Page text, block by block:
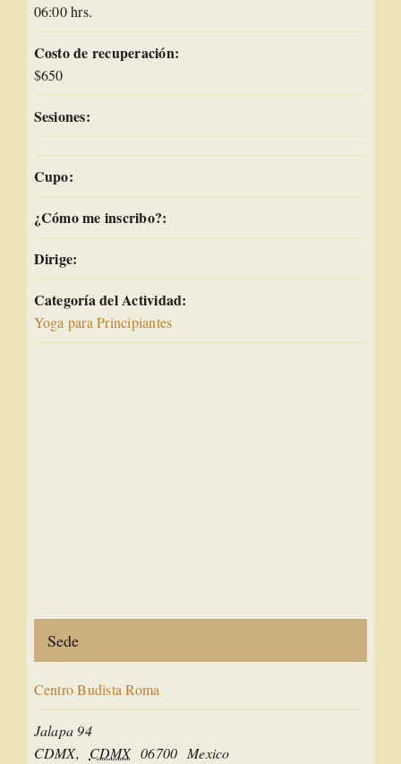
06:00 hrs.
Costo de recuperación:
$650
Sesiones:
Cupo:
¿Cómo me inscribo?:
Dirige:
Categoría del Actividad:
Yoga para Principiantes
Sede
Centro Budista Roma
Jalapa 94
CDMX, CDMX 06700 Mexico